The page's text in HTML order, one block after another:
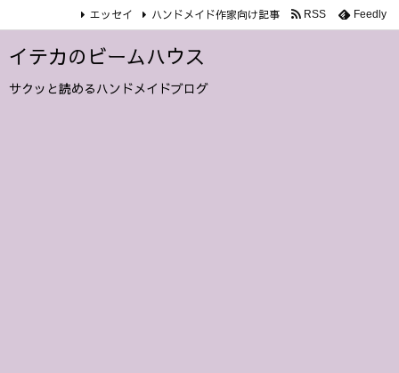
イテカのビームハウス
サクッと読めるハンドメイドブログ
エッセイ ハンドメイド作家向け記事 RSS Feedly